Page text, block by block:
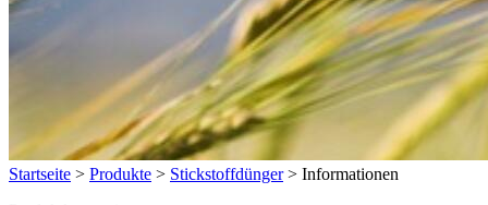
Startseite > Produkte > Stickstoffdünger> Informationen